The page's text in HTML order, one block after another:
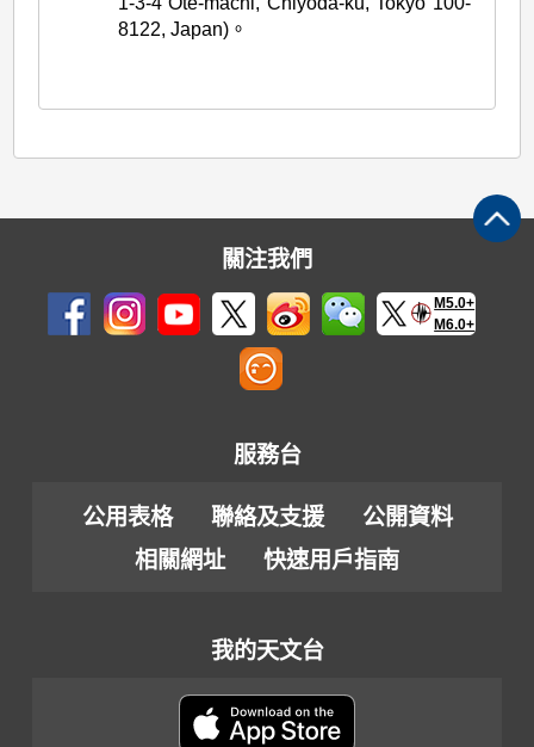
8122, Japan)。
關注我們
M5.0+
M6.0+
服務台
公用表格 聯絡及支援
公開資料
相關網址
快速用戶指南
我的天文台